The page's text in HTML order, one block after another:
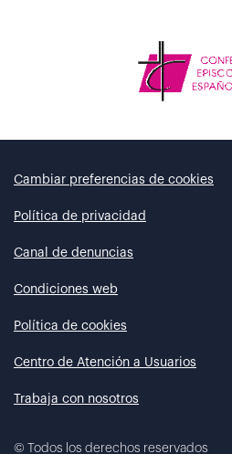
Cambiar preferencias de cookies
Política de privacidad
Canal de denuncias
Condiciones web
Política de cookies
Centro de Atención a Usuarios
Trabaja con nosotros
© Todos los derechos reservados